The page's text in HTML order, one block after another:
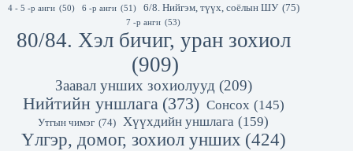
4 - 5 -р анги (50) 6 -р анги (51) 6/8. Нийгэм, түүх, соёлын ШУ (75)
7 -р анги (53)
80/84. Хэл бичиг, уран зохиол
(909)
Заавал унших зохиолууд (209)
Нийтийн уншлага (373) Сонсох (145)
Утгын чимэг (74) Хүүхдийн уншлага (159)
Үлгэр, домог, зохиол унших (424)